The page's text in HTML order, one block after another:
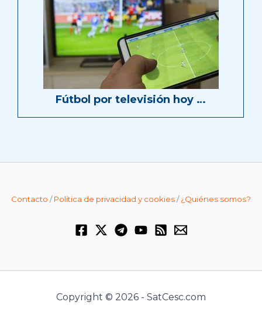
Fútbol por televisión hoy …
Contacto /Política de privacidad y cookies/¿Quiénes somos?
Copyright © 2026 - SatCesc.com